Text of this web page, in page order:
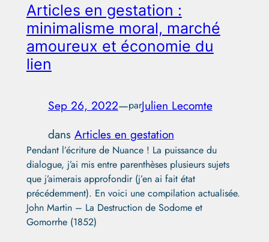
Articles en gestation :
minimalisme moral, marché
amoureux et économie du
lien
Sep 26, 2022—parJulien Lecomte
dans Articles en gestation
Pendant l’écriture de Nuance ! La puissance du
dialogue, j’ai mis entre parenthèses plusieurs sujets
que j’aimerais approfondir (j’en ai fait état
précédemment). En voici une compilation actualisée.
John Martin – La Destruction de Sodome et
Gomorrhe (1852)